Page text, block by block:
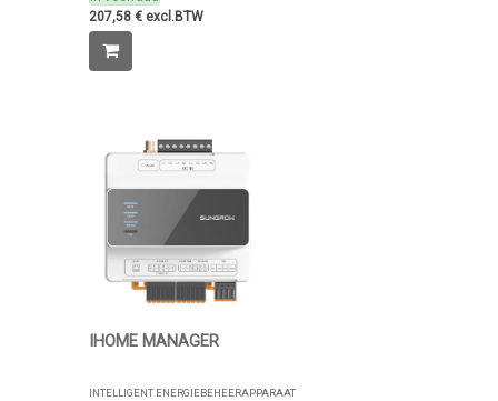
207,58 € excl.BTW
IHOME MANAGER
INTELLIGENT ENERGIEBEHEERAPPARAAT